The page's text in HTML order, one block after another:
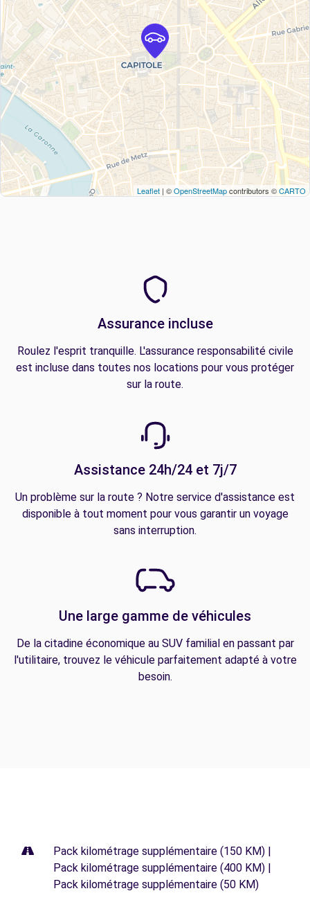
Leaflet | ©OpenStreetMapcontributors ©CARTO
Assurance incluse
Roulez l'esprit tranquille. L'assurance responsabilité civile
est incluse dans toutes nos locations pour vous protéger
sur la route.
Assistance 24h/24 et 7j/7
Un problème sur la route ? Notre service d'assistance est
disponible à tout moment pour vous garantir un voyage
sans interruption.
Une large gamme de véhicules
De la citadine économique au SUV familial en passant par
l'utilitaire, trouvez le véhicule parfaitement adapté à votre
besoin.
Pack kilométrage supplémentaire (150 KM) |
Pack kilométrage supplémentaire (400 KM) |
Pack kilométrage supplémentaire (50 KM)